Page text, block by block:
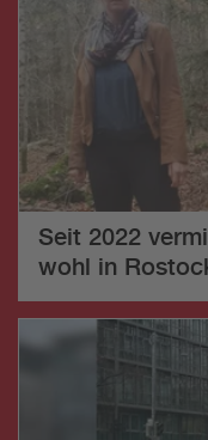
Seit 2022
wohl in